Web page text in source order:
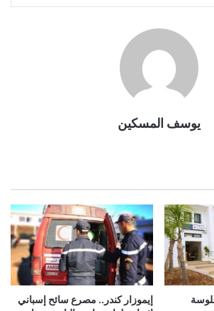
يوسف المسكين
إيموزار كندر.. مصرع سائح إسباني